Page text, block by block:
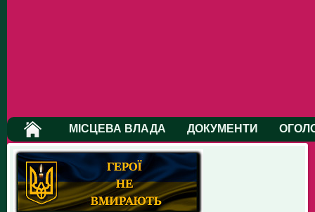
МІСЦЕВА ВЛАДА ДОКУМЕНТИ